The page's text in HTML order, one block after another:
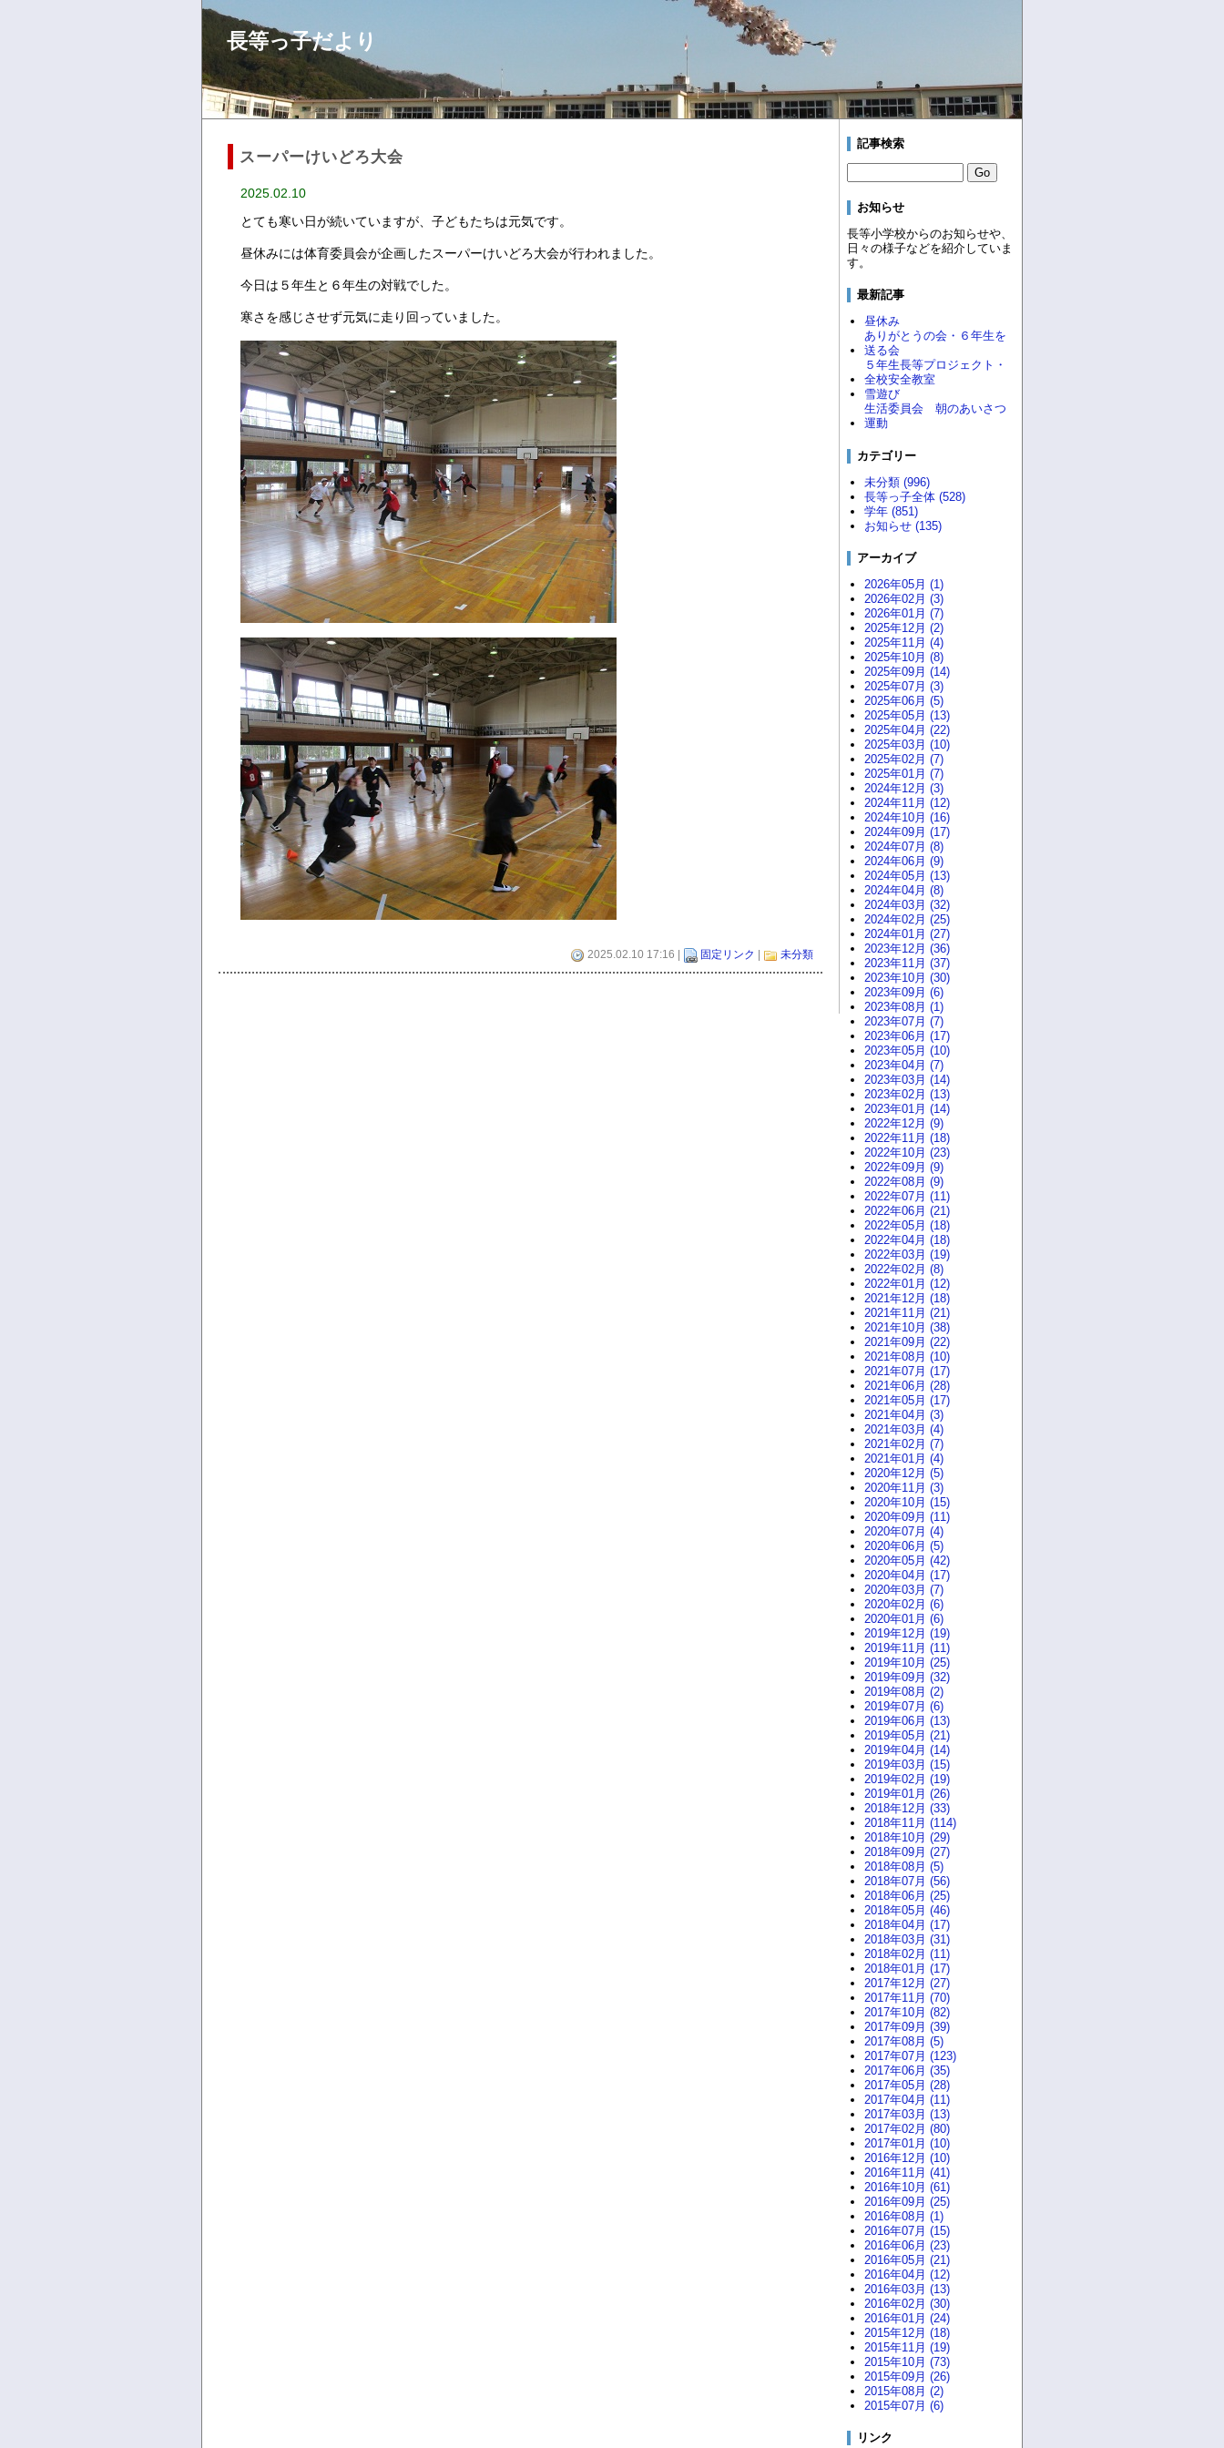
長等っ子だより
スーパーけいどろ大会
2025.02.10
とても寒い日が続いていますが、子どもたちは元気です。
昼休みには体育委員会が企画したスーパーけいどろ大会が行われました。
今日は５年生と６年生の対戦でした。
寒さを感じさせず元気に走り回っていました。
2025.02.10 17:16 | 固定リンク 未分類
記事検索
お知らせ
長等小学校からのお知らせや、
日々の様子などを紹介していま
す。
最新記事
昼休み
ありがとうの会・６年生を
送る会
５年生長等プロジェクト・
全校安全教室
雪遊び
生活委員会 朝のあいさつ
運動
カテゴリー
未分類 (996)
長等っ子全体 (528)
学年 (851)
お知らせ (135)
アーカイブ
2026年05月 (1)
2026年02月 (3)
2026年01月 (7)
2025年12月 (2)
2025年11月 (4)
2025年10月 (8)
2025年09月 (14)
2025年07月 (3)
2025年06月 (5)
2025年05月 (13)
2025年04月 (22)
2025年03月 (10)
2025年02月 (7)
2025年01月 (7)
2024年12月 (3)
2024年11月 (12)
2024年10月 (16)
2024年09月 (17)
2024年07月 (8)
2024年06月 (9)
2024年05月 (13)
2024年04月 (8)
2024年03月 (32)
2024年02月 (25)
2024年01月 (27)
2023年12月 (36)
2023年11月 (37)
2023年10月 (30)
2023年09月 (6)
2023年08月 (1)
2023年07月 (7)
2023年06月 (17)
2023年05月 (10)
2023年04月 (7)
2023年03月 (14)
2023年02月 (13)
2023年01月 (14)
2022年12月 (9)
2022年11月 (18)
2022年10月 (23)
2022年09月 (9)
2022年08月 (9)
2022年07月 (11)
2022年06月 (21)
2022年05月 (18)
2022年04月 (18)
2022年03月 (19)
2022年02月 (8)
2022年01月 (12)
2021年12月 (18)
2021年11月 (21)
2021年10月 (38)
2021年09月 (22)
2021年08月 (10)
2021年07月 (17)
2021年06月 (28)
2021年05月 (17)
2021年04月 (3)
2021年03月 (4)
2021年02月 (7)
2021年01月 (4)
2020年12月 (5)
2020年11月 (3)
2020年10月 (15)
2020年09月 (11)
2020年07月 (4)
2020年06月 (5)
2020年05月 (42)
2020年04月 (17)
2020年03月 (7)
2020年02月 (6)
2020年01月 (6)
2019年12月 (19)
2019年11月 (11)
2019年10月 (25)
2019年09月 (32)
2019年08月 (2)
2019年07月 (6)
2019年06月 (13)
2019年05月 (21)
2019年04月 (14)
2019年03月 (15)
2019年02月 (19)
2019年01月 (26)
2018年12月 (33)
2018年11月 (114)
2018年10月 (29)
2018年09月 (27)
2018年08月 (5)
2018年07月 (56)
2018年06月 (25)
2018年05月 (46)
2018年04月 (17)
2018年03月 (31)
2018年02月 (11)
2018年01月 (17)
2017年12月 (27)
2017年11月 (70)
2017年10月 (82)
2017年09月 (39)
2017年08月 (5)
2017年07月 (123)
2017年06月 (35)
2017年05月 (28)
2017年04月 (11)
2017年03月 (13)
2017年02月 (80)
2017年01月 (10)
2016年12月 (10)
2016年11月 (41)
2016年10月 (61)
2016年09月 (25)
2016年08月 (1)
2016年07月 (15)
2016年06月 (23)
2016年05月 (21)
2016年04月 (12)
2016年03月 (13)
2016年02月 (30)
2016年01月 (24)
2015年12月 (18)
2015年11月 (19)
2015年10月 (73)
2015年09月 (26)
2015年08月 (2)
2015年07月 (6)
リンク